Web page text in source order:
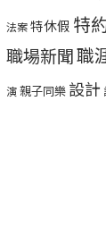
法案特休假 特
職場新聞職
演親子同樂 設計